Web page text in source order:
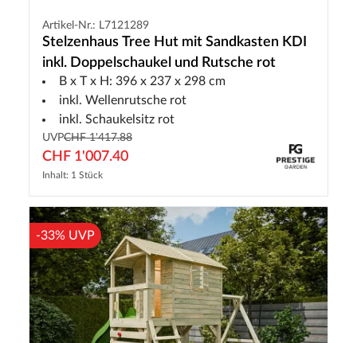
Artikel-Nr.: L7121289
Stelzenhaus Tree Hut mit Sandkasten KDI
inkl. Doppelschaukel und Rutsche rot
B x T x H: 396 x 237 x 298 cm
inkl. Wellenrutsche rot
inkl. Schaukelsitz rot
UVPCHF 1'417.88
CHF 1'007.40
Inhalt: 1 Stück
-33% UVP